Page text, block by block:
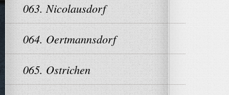
063. Nicolausdorf
064. Oertmannsdorf
065. Ostrichen